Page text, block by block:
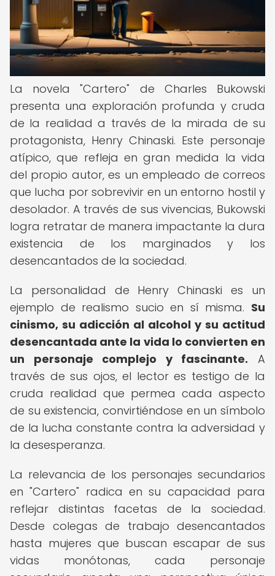
La novela "Cartero" de Charles Bukowski
presenta una exploración profunda y cruda
de la realidad a través de la mirada de su
protagonista, Henry Chinaski. Este personaje
atípico, que refleja en gran medida la vida
del propio autor, es un empleado de correos
que lucha por sobrevivir en un entorno hostil y
desolador. A través de sus vivencias, Bukowski
logra retratar de manera impactante la dura
existencia de los marginados y los
desencantados de la sociedad.
La personalidad de Henry Chinaski es un
ejemplo de realismo sucio en sí misma. Su
cinismo, su adicción al alcohol y su actitud
desencantada ante la vida lo convierten en
un personaje complejo y fascinante. A
través de sus ojos, el lector es testigo de la
cruda realidad que permea cada aspecto
de su existencia, convirtiéndose en un símbolo
de la lucha constante contra la adversidad y
la desesperanza.
La relevancia de los personajes secundarios
en "Cartero" radica en su capacidad para
reflejar distintas facetas de la sociedad.
Desde colegas de trabajo desencantados
hasta mujeres que buscan escapar de sus
vidas monótonas, cada personaje